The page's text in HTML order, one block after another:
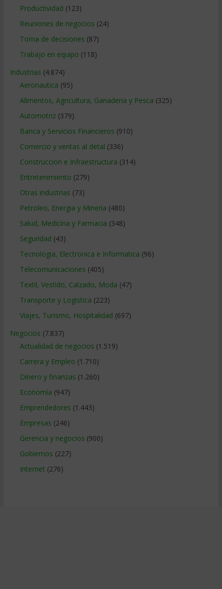
Productividad (123)
Reuniones de negocios (24)
Toma de decisiones (87)
Trabajo en equipo (118)
Industrias (4.874)
Aeronautica (95)
Alimentos, Agricultura, Ganaderia y Pesca (325)
Automotriz(379)
Banca y Servicios Financieros (910)
Comercio y ventas al detal (336)
Construccion e Infraestructura (314)
Entretenimiento (279)
Otras industrias (73)
Petroleo, Energia y Mineria (480)
Salud, Medicina y Farmacia (348)
Seguridad (43)
Tecnologia, Electronica e Informatica (96)
Telecomunicaciones (405)
Textil, Vestido, Calzado, Moda (47)
Transporte y Logistica (223)
Viajes, Turismo, Hospitalidad (697)
Negocios (7.837)
Actualidad de negocios (1.519)
Carrera y Empleo (1.710)
Dinero y finanzas (1.260)
Economía (947)
Emprendedores (1.443)
Empresas (246)
Gerencia y negocios (900)
Gobiernos (227)
Internet (276)